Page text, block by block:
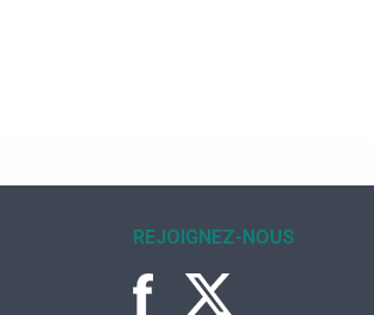
REJOIGNEZ-NOUS